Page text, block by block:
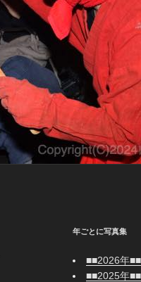
年ごとに写真集
■■2026年■■
■■2025年■■